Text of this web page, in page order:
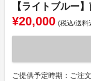
【ライトブルー
¥20,000 (税込/送料
ご提供予定時期：ご注